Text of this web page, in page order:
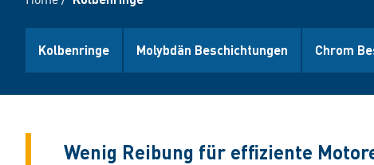
Kolbenringe Molybdän Beschichtungen Chrom
Wenig Reibung für effiziente